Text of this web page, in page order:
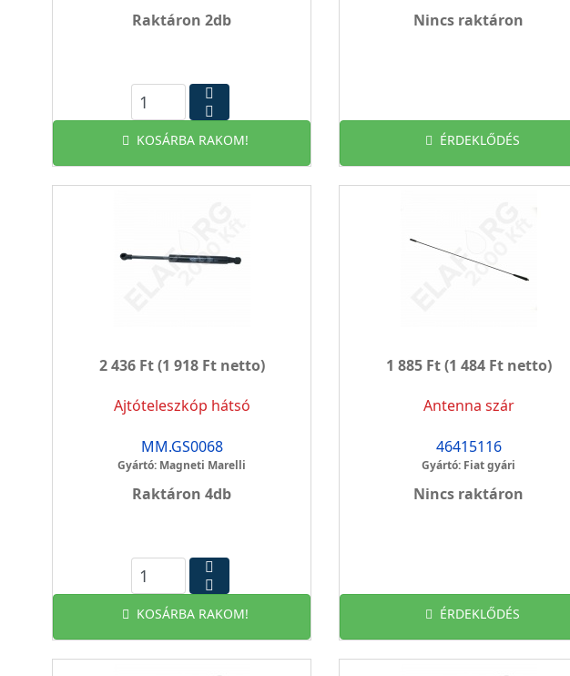
Raktáron 2db
KOSÁRBA RAKOM!
Nincs raktáron
ÉRDEKLŐDÉS
2 436 Ft(1 918 Ft netto)
Ajtóteleszkóp hátsó
MM.GS0068
Gyártó: Magneti Marelli
Raktáron 4db
KOSÁRBA RAKOM!
1 885 Ft(1 484 Ft netto)
Antenna szár
46415116
Gyártó: Fiat gyári
Nincs raktáron
ÉRDEKLŐDÉS